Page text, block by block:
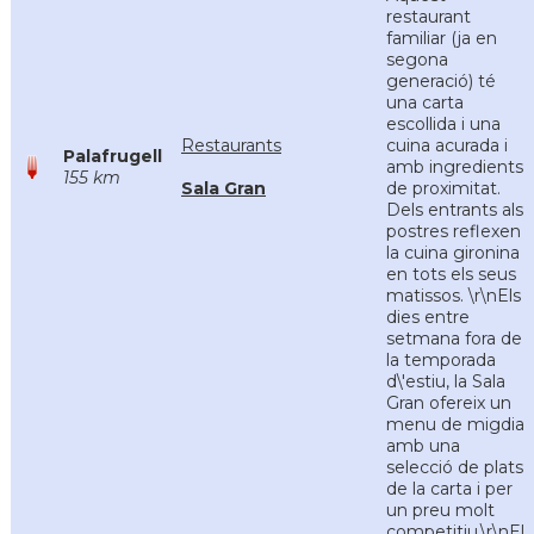
Palafrugell
155 km
Restaurants
Sala Gran
restaurant
familiar (ja en
segona
generació) té
una carta
escollida i una
cuina acurada i
amb ingredients
de proximitat.
Dels entrants als
postres reflexen
la cuina gironina
en tots els seus
matissos. \r\nEls
dies entre
setmana fora de
la temporada
d\'estiu, la Sala
Gran ofereix un
menu de migdia
amb una
selecció de plats
de la carta i per
un preu molt